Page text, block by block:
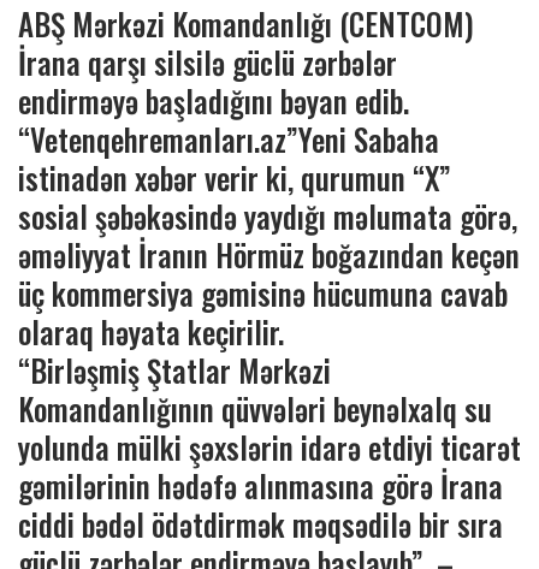
ABŞ Mərkəzi Komandanlığı (CENTCOM)
İrana qarşı silsilə güclü zərbələr
endirməyə başladığını bəyan edib.
“Vetenqehremanları.az”Yeni Sabaha
istinadən xəbər verir ki, qurumun “X”
sosial şəbəkəsində yaydığı məlumata görə,
əməliyyat İranın Hörmüz boğazından keçən
üç kommersiya gəmisinə hücumuna cavab
olaraq həyata keçirilir.
“Birləşmiş Ştatlar Mərkəzi
Komandanlığının qüvvələri beynəlxalq su
yolunda mülki şəxslərin idarə etdiyi ticarət
gəmilərinin hədəfə alınmasına görə İrana
ciddi bədəl ödətdirmək məqsədilə bir sıra